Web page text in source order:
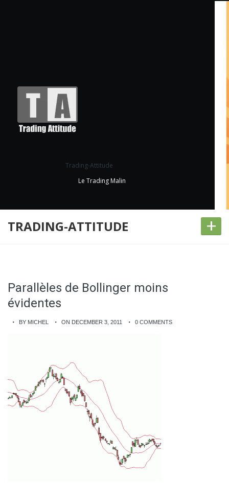
Trading-Attitude
Le Trading Malin
TRADING-ATTITUDE +
Parallèles de Bollinger moins
évidentes
BY MICHEL ON DECEMBER 3, 2011 0 COMMENTS